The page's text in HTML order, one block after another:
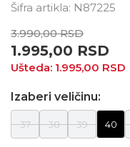
Šifra artikla: N87225
3.990,00 RSD
1.995,00 RSD
Ušteda: 1.995,00 RSD
Izaberi veličinu:
37 38 39 40